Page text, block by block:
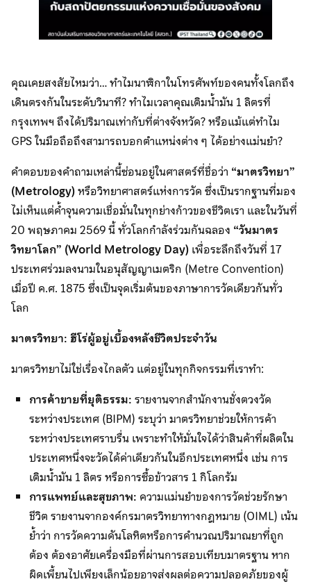
คุณเคยสงสัยไหมว่า… ทำไมนาฬิกาในโทรศัพท์ของคนทั้งโลกถึง
เดินตรงกันในระดับวินาที? ทำไมเวลาคุณเติมน้ำมัน 1 ลิตรที่
กรุงเทพฯ ถึงได้ปริมาณเท่ากับที่ต่างจังหวัด? หรือแม้แต่ทำไม
GPS ในมือถือถึงสามารถบอกตำแหน่งต่าง ๆ ได้อย่างแม่นยำ?
คำตอบของคำถามเหล่านี้ซ่อนอยู่ในศาสตร์ที่ชื่อว่า “มาตรวิทยา”
(Metrology)หรือวิทยาศาสตร์แห่งการวัด ซึ่งเป็นรากฐานที่มอง
ไม่เห็นแต่ค้ำจุนความเชื่อมั่นในทุกย่างก้าวของชีวิตเรา และในวันที่
20 พฤษภาคม 2569 นี้ ทั่วโลกกำลังร่วมกันฉลอง “วันมาตร
วิทยาโลก” (World Metrology Day)เพื่อระลึกถึงวันที่ 17
ประเทศร่วมลงนามในอนุสัญญาเมตริก (Metre Convention)
เมื่อปี ค.ศ. 1875 ซึ่งเป็นจุดเริ่มต้นของภาษาการวัดเดียวกันทั่ว
โลก
มาตรวิทยา: ฮีโร่ผู้อยู่เบื้องหลังชีวิตประจำวัน
มาตรวิทยาไม่ใช่เรื่องไกลตัว แต่อยู่ในทุกกิจกรรมที่เราทำ:
การค้าขายที่ยุติธรรม:รายงานจากสำนักงานชั่งตวงวัด
ระหว่างประเทศ (BIPM) ระบุว่า มาตรวิทยาช่วยให้การค้า
ระหว่างประเทศราบรื่น เพราะทำให้มั่นใจได้ว่าสินค้าที่ผลิตใน
ประเทศหนึ่งจะวัดได้ค่าเดียวกันในอีกประเทศหนึ่ง เช่น การ
เติมน้ำมัน 1 ลิตร หรือการซื้อข้าวสาร 1 กิโลกรัม
การแพทย์และสุขภาพ: ความแม่นยำของการวัดช่วยรักษา
ชีวิต รายงานจากองค์กรมาตรวิทยาทางกฎหมาย (OIML) เน้น
ย้ำว่า การวัดความดันโลหิตหรือการคำนวณปริมาณยาที่ถูก
ต้อง ต้องอาศัยเครื่องมือที่ผ่านการสอบเทียบมาตรฐาน หาก
ผิดเพี้ยนไปเพียงเล็กน้อยอาจส่งผลต่อความปลอดภัยของผู้